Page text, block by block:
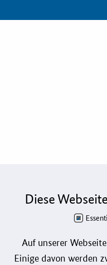
Diese
Auf unserer
Einige davon werden